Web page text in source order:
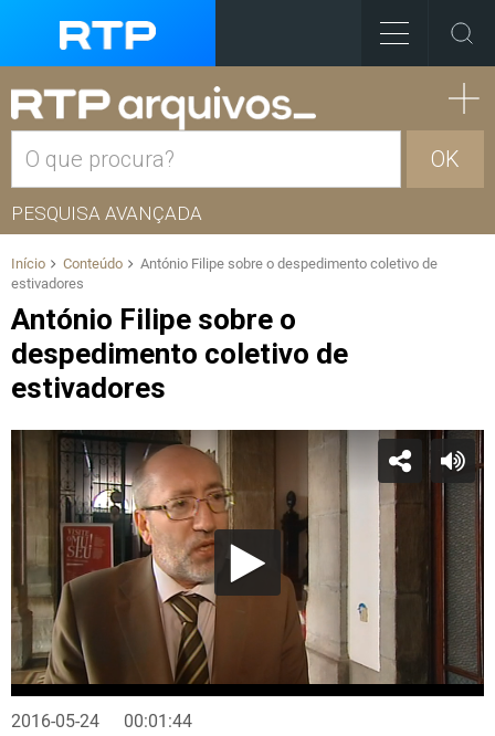
OK
PESQUISA AVANÇADA
Início Conteúdo
António Filipe sobre o despedimento coletivo de
estivadores
António Filipe sobre o
despedimento coletivo de
estivadores
2016-05-24 00:01:44